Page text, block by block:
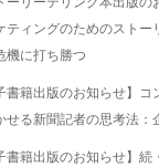
ティングのためのスト
機に打ち勝つ
書籍出版のお知らせ】
せる新聞記者の思考法
書籍出版のお知らせ】